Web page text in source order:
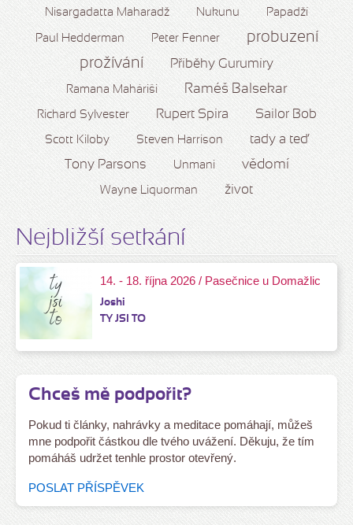
Nisargadatta Maharadž Nukunu Papadží
Paul Hedderman Peter Fenner
probuzení
prožívání
Příběhy Gurumíry
Ramana Maháriši Raméš Balsekar
Richard Sylvester Rupert Spira Sailor Bob
Scott Kiloby Steven Harrison tady a teď
Tony Parsons Unmani vědomí
Wayne Liquorman život
Nejbližší setkání
14. - 18. října 2026 / Pasečnice u Domažlic
Joshi
TY JSI TO
Chceš mě podpořit?
Pokud ti články, nahrávky a meditace pomáhají, můžeš
mne podpořit částkou dle tvého uvážení. Děkuju, že tím
pomáháš udržet tenhle prostor otevřený.
POSLAT PŘÍSPĚVEK